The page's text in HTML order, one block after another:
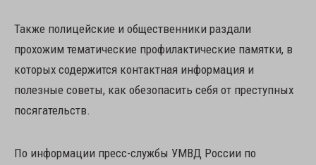
Также полицейские и общественники раздали
прохожим тематические профилактические памятки, в
которых содержится контактная информация и
полезные советы, как обезопасить себя от преступных
посягательств.
По информации пресс-службы УМВД России по